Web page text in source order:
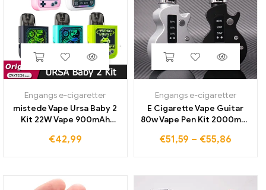
Engangs e-cigaretter
mistede Vape Ursa Baby 2
Kit 22W Vape 900mAh
patron 0.6/0,8 Ohm
€42,99
Engangs e-cigaretter
E Cigarette Vape Guitar
80w Vape Pen Kit 2000mah
2ml Tank USB Genopladelig
€51,59 – €55,86